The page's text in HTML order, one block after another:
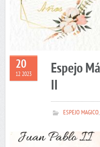
20
12 2023
Espejo
II
ESPEJO MAGICO,